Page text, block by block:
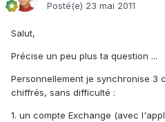
Posté(e) 23 mai 2011
Salut,
Précise un peu plus ta question ...
Personnellement je synchronise 3
chiffrés, sans difficulté :
1. un compte Exchange (avec